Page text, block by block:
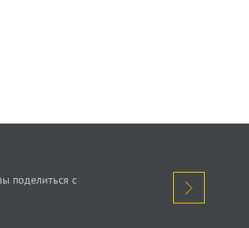
поделиться с